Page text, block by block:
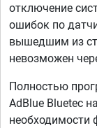
отключение
ошибок по
вышедшим из
невозможен
Полностью
AdBlue Bluetec
необходимости